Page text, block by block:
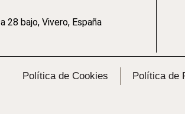
28 bajo, Vivero, España
Política de Cookies Política de